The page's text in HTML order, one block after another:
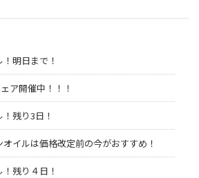
明日まで！
ア開催中！！！
残り3日！
イルは価格改定前の今がおすすめ！
残り４日！